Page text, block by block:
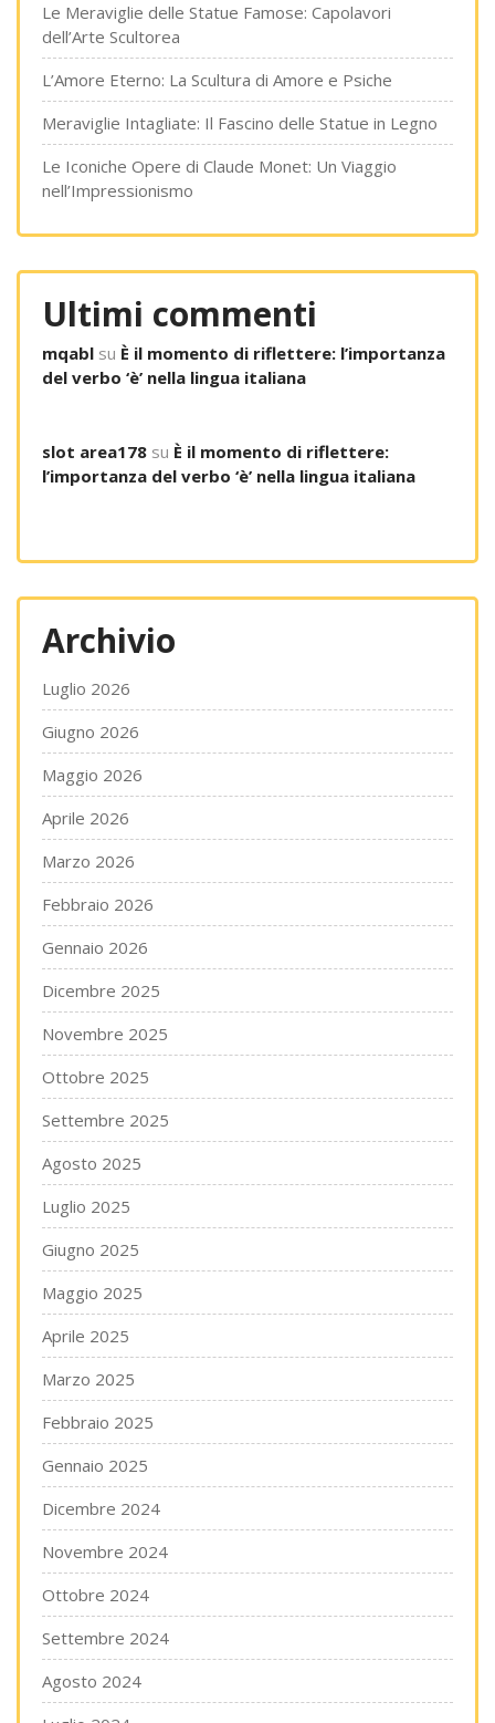
Le Meraviglie delle Statue Famose: Capolavori
dell’Arte Scultorea
L’Amore Eterno: La Scultura di Amore e Psiche
Meraviglie Intagliate: Il Fascino delle Statue in Legno
Le Iconiche Opere di Claude Monet: Un Viaggio
nell’Impressionismo
Ultimi commenti
mqabl su È il momento di riflettere: l’importanza
del verbo ‘è’ nella lingua italiana
slot area178 su È il momento di riflettere:
l’importanza del verbo ‘è’ nella lingua italiana
Archivio
Luglio 2026
Giugno 2026
Maggio 2026
Aprile 2026
Marzo 2026
Febbraio 2026
Gennaio 2026
Dicembre 2025
Novembre 2025
Ottobre 2025
Settembre 2025
Agosto 2025
Luglio 2025
Giugno 2025
Maggio 2025
Aprile 2025
Marzo 2025
Febbraio 2025
Gennaio 2025
Dicembre 2024
Novembre 2024
Ottobre 2024
Settembre 2024
Agosto 2024